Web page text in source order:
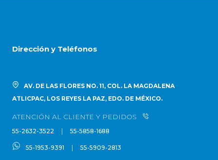
Dirección y Teléfonos
AV. DE LAS FLORES NO. 11, COL. LA MAGDALENA
ATLICPAC, LOS REYES LA PAZ, EDO. DE MÉXICO.
ATENCIÓN AL CLIENTE Y PEDIDOS
55-2632-3522 | 55-5858-1688
55-1953-9391 | 55-5909-2813